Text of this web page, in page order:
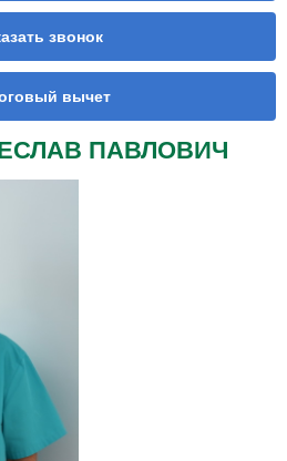
звонок
вычет
ПАВЛОВИЧ